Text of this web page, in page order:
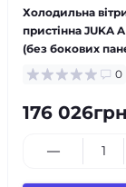
Холодильна
пристінна JUKA
(без бокових
0
176